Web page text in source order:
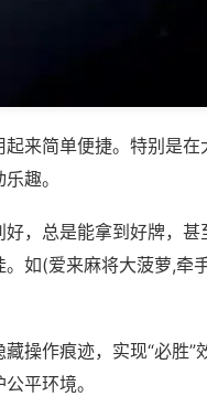
来简单便捷。特别是在
趣。
，总是能拿到好牌，甚
如(爱来麻将大菠萝,牵
操作痕迹，实现“必胜”
平环境。